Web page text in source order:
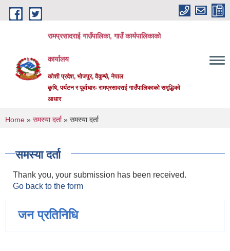
Skip to main content
रामप्रसादराई गाउँपालिका, गाउँ कार्यपालिकाको
कार्यालय
कोशी प्रदेश, भोजपुर, वैकुण्ठे, नेपाल
कृषि, पर्यटन र पूर्वाधारः रामप्रसादराई गाउँपालिकाको समृद्धिको
आधार
You are here
Home » समस्या दर्ता» समस्या दर्ता
समस्या दर्ता
Thank you, your submission has been received.
Go back to the form
जन प्रतिनिधि